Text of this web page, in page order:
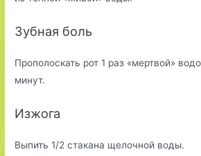
Зубная боль
Прополоскать рот 1 раз «мертвой»
минут.
Изжога
Выпить 1/2 стакана щелочной воды.